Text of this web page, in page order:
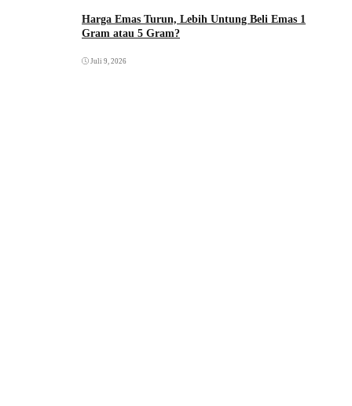
Harga Emas Turun, Lebih Untung Beli Emas 1
Gram atau 5 Gram?
Juli 9, 2026